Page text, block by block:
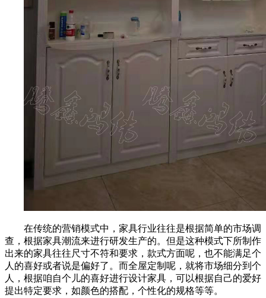
在传统的营销模式中，家具行业往往是根据简单的市场调
查，根据家具潮流来进行研发生产的。但是这种模式下所制作
出来的家具往往尺寸不符和要求，款式方面呢，也不能满足个
人的喜好或者说是偏好了。而全屋定制呢，就将市场细分到个
人，根据咱自个儿的喜好进行设计家具，可以根据自己的爱好
提出特定要求，如颜色的搭配，个性化的规格等等。